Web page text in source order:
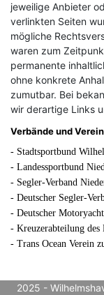
jeweilige Anbieter
verlinkten Seiten
mögliche
waren zum
permanente
ohne konkrete
zumutbar. Bei
wir derartige Links
Verbände und
- Stadtsportbund
- Landessportbund
- Segler-Verband
- Deutscher Segler-
- Deutscher
- Kreuzerabteilung des
- Trans Ocean Verein
2025 -